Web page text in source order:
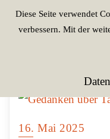
16. Mai 2025
Diese Seite verwendet
verbessern. Mit der